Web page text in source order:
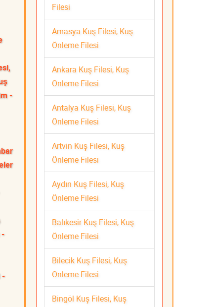
-
-
-
Filesi
Amasya Kuş Filesi, Kuş
Önleme Filesi
Ankara Kuş Filesi, Kuş
Önleme Filesi
Antalya Kuş Filesi, Kuş
Önleme Filesi
Artvin Kuş Filesi, Kuş
Önleme Filesi
Aydın Kuş Filesi, Kuş
Önleme Filesi
Balıkesir Kuş Filesi, Kuş
Önleme Filesi
Bilecik Kuş Filesi, Kuş
Önleme Filesi
Bingöl Kuş Filesi, Kuş